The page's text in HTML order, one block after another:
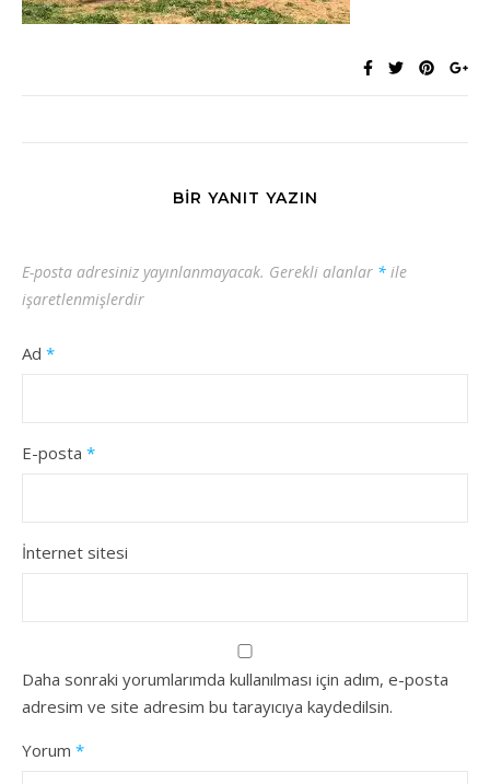
BIR YANIT YAZIN
E-posta adresiniz yayınlanmayacak. Gerekli alanlar * ile
işaretlenmişlerdir
Ad *
E-posta *
İnternet sitesi
Daha sonraki yorumlarımda kullanılması için adım, e-posta
adresim ve site adresim bu tarayıcıya kaydedilsin.
Yorum *